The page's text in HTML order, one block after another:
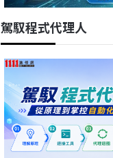
駕馭程式代理人